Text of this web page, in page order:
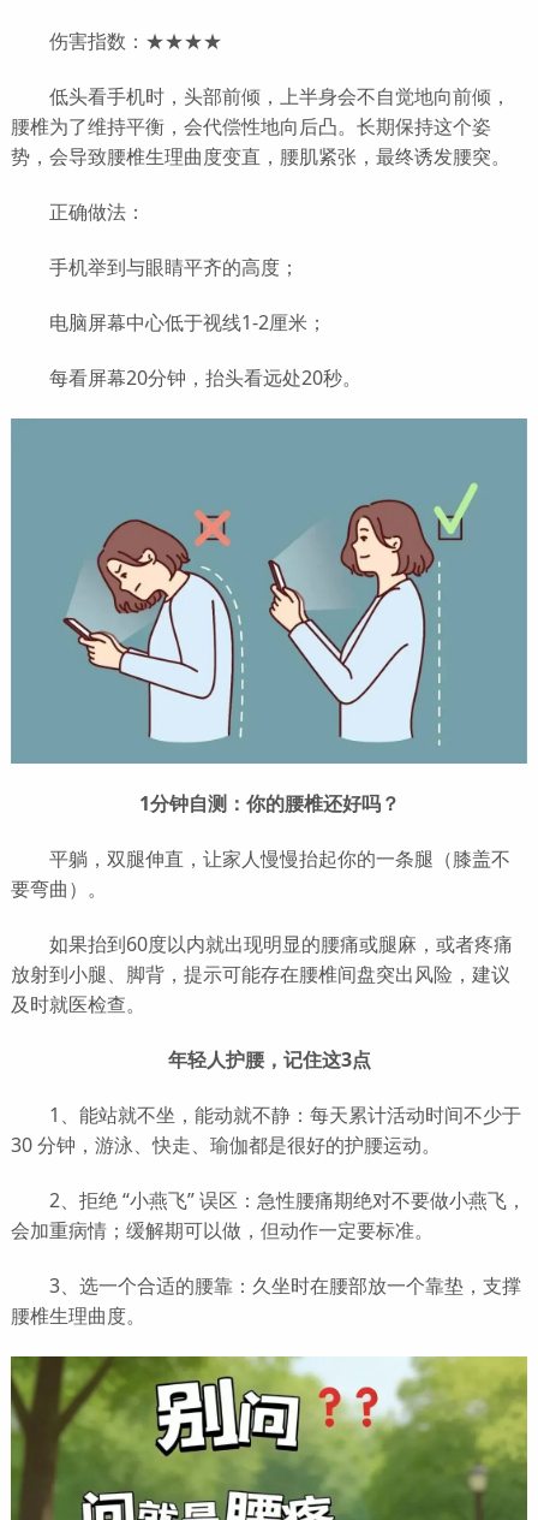
伤害指数：★★★★
低头看手机时，头部前倾，上半身会不自觉地向前倾，
腰椎为了维持平衡，会代偿性地向后凸。长期保持这个姿
势，会导致腰椎生理曲度变直，腰肌紧张，最终诱发腰突。
正确做法：
手机举到与眼睛平齐的高度；
电脑屏幕中心低于视线1-2厘米；
每看屏幕20分钟，抬头看远处20秒。
1分钟自测：你的腰椎还好吗？
平躺，双腿伸直，让家人慢慢抬起你的一条腿（膝盖不
要弯曲）。
如果抬到60度以内就出现明显的腰痛或腿麻，或者疼痛
放射到小腿、脚背，提示可能存在腰椎间盘突出风险，建议
及时就医检查。
年轻人护腰，记住这3点
1、能站就不坐，能动就不静：每天累计活动时间不少于
30 分钟，游泳、快走、瑜伽都是很好的护腰运动。
2、拒绝 “小燕飞” 误区：急性腰痛期绝对不要做小燕飞，
会加重病情；缓解期可以做，但动作一定要标准。
3、选一个合适的腰靠：久坐时在腰部放一个靠垫，支撑
腰椎生理曲度。